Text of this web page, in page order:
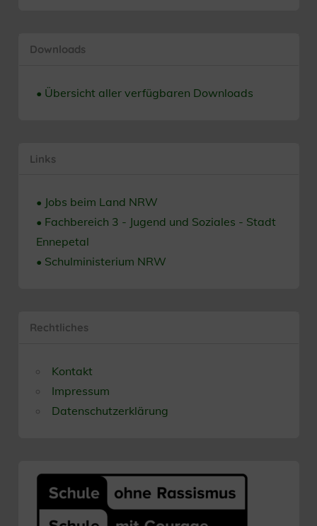
Downloads
• Übersicht aller verfügbaren Downloads
Links
• Jobs beim Land NRW
• Fachbereich 3 - Jugend und Soziales - Stadt
Ennepetal
• Schulministerium NRW
Rechtliches
Kontakt
Impressum
Datenschutzerklärung